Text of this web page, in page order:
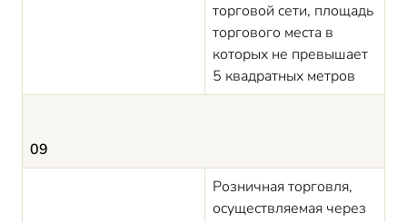
торговой сети, площадь
торгового места в
которых не превышает
5 квадратных метров
09
Розничная торговля,
осуществляемая через